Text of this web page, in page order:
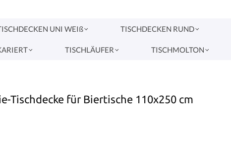
UNI WEIß TISCHDECKEN RUND
TISCHLÄUFER TISCHMOLTON
Tischdecke für Biertische 110x250 cm